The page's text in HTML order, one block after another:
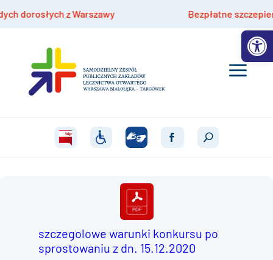
z Warszawy Bezpłatne szczepienia
szczegolowe warunki konkursu po
sprostowaniu z dn. 15.12.2020